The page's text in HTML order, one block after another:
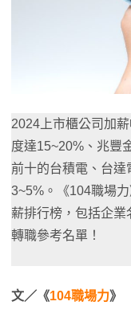
2024上市櫃公司加
度達15~20%、兆豐
前十的台積電、台達
3~5%。《104職場
薪排行榜，包括企業
轉職參考名單！
文／《104職場力》